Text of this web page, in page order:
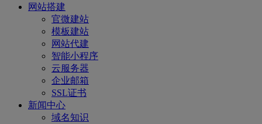
网站搭建
官微建站
模板建站
网站代建
智能小程序
云服务器
企业邮箱
SSL证书
新闻中心
域名知识